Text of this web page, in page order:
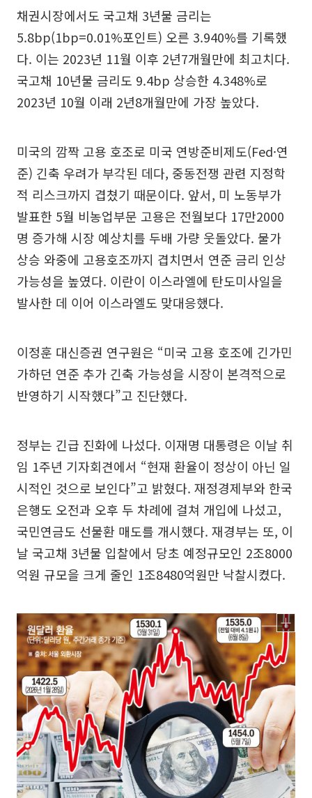
채권시장에서도 국고채 3년물 금리는
5.8bp(1bp=0.01%포인트) 오른 3.940%를 기록했
다. 이는 2023년 11월 이후 2년7개월만에 최고치다.
국고채 10년물 금리도 9.4bp 상승한 4.348%로
2023년 10월 이래 2년8개월만에 가장 높았다.
미국의 깜짝 고용 호조로 미국 연방준비제도(Fed·연
준) 긴축 우려가 부각된 데다, 중동전쟁 관련 지정학
적 리스크까지 겹쳤기 때문이다. 앞서, 미 노동부가
발표한 5월 비농업부문 고용은 전월보다 17만2000
명 증가해 시장 예상치를 두배 가량 웃돌았다. 물가
상승 와중에 고용호조까지 겹치면서 연준 금리 인상
가능성을 높였다. 이란이 이스라엘에 탄도미사일을
발사한 데 이어 이스라엘도 맞대응했다.
이정훈 대신증권 연구원은 “미국 고용 호조에 긴가민
가하던 연준 추가 긴축 가능성을 시장이 본격적으로
반영하기 시작했다”고 진단했다.
정부는 긴급 진화에 나섰다. 이재명 대통령은 이날 취
임 1주년 기자회견에서 “현재 환율이 정상이 아닌 일
시적인 것으로 보인다”고 밝혔다. 재정경제부와 한국
은행도 오전과 오후 두 차례에 걸쳐 개입에 나섰고,
국민연금도 선물환 매도를 개시했다. 재경부는 또, 이
날 국고채 3년물 입찰에서 당초 예정규모인 2조8000
억원 규모을 크게 줄인 1조8480억원만 낙찰시켰다.